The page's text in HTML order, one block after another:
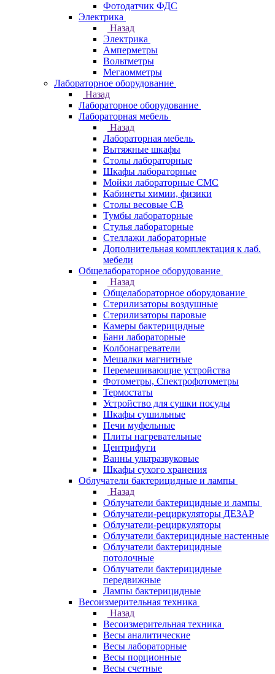
Фотодатчик ФДС
Электрика
Назад
Электрика
Амперметры
Вольтметры
Мегаомметры
Лабораторное оборудование
Назад
Лабораторное оборудование
Лабораторная мебель
Назад
Лабораторная мебель
Вытяжные шкафы
Столы лабораторные
Шкафы лабораторные
Мойки лабораторные СМС
Кабинеты химии, физики
Столы весовые СВ
Тумбы лабораторные
Стулья лабораторные
Стеллажи лабораторные
Дополнительная комплектация к лаб.
мебели
Общелабораторное оборудование
Назад
Общелабораторное оборудование
Стерилизаторы воздушные
Стерилизаторы паровые
Камеры бактерицидные
Бани лабораторные
Колбонагреватели
Мешалки магнитные
Перемешивающие устройства
Фотометры, Спектрофотометры
Термостаты
Устройство для сушки посуды
Шкафы сушильные
Печи муфельные
Плиты нагревательные
Центрифуги
Ванны ультразвуковые
Шкафы сухого хранения
Облучатели бактерицидные и лампы
Назад
Облучатели бактерицидные и лампы
Облучатели-рециркуляторы ДЕЗАР
Облучатели-рециркуляторы
Облучатели бактерицидные настенные
Облучатели бактерицидные
потолочные
Облучатели бактерицидные
передвижные
Лампы бактерицидные
Весоизмерительная техника
Назад
Весоизмерительная техника
Весы аналитические
Весы лабораторные
Весы порционные
Весы счетные